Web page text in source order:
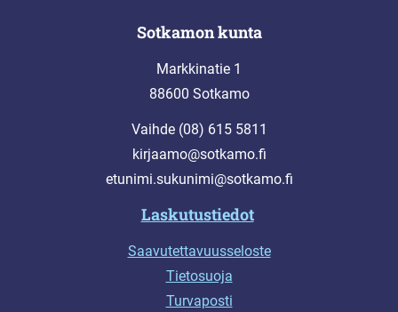
Sotkamon kunta
Markkinatie 1
88600 Sotkamo
Vaihde (08) 615 5811
kirjaamo@sotkamo.fi
etunimi.sukunimi@sotkamo.fi
Laskutustiedot
Saavutettavuusseloste
Tietosuoja
Turvaposti